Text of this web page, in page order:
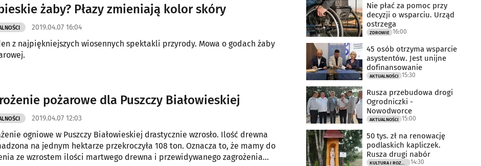
żaby? Płazy zmieniają kolor skóry
2019.04.07 16:04
z najpiękniejszych wiosennych spektakli przyrody. Mowa o godach żaby
pożarowe dla Puszczy Białowieskiej
2019.04.07 12:03
ogniowe w Puszczy Białowieskiej drastycznie wzrosło. Ilość drewna
na jednym hektarze przekroczyła 108 ton. Oznacza to, że mamy do
ze wzrostem ilości martwego drewna i przewidywanego zagrożenia
Nie płać za pomoc przy
decyzji o wsparciu. Urząd
ostrzega
ZDROWIE 16:00
45 osób otrzyma wsparcie
asystentów. Jest unijne
dofinansowanie
AKTUALNOŚCI 15:30
Rusza przebudowa drogi
Ogrodniczki -
Nowodworce
AKTUALNOŚCI 15:00
50 tys. zł na renowację
podlaskich kapliczek.
Rusza drugi nabór
14:30